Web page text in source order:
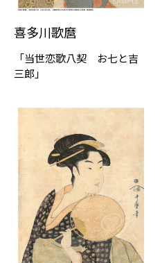
喜多川歌麿
「当世恋歌八契 お七と吉
三郎」